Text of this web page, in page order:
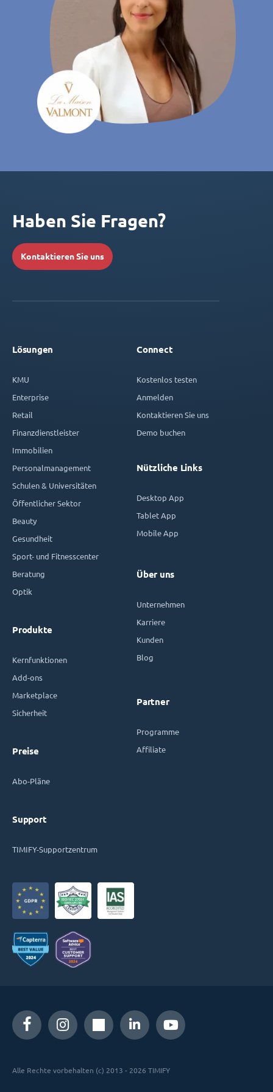
Haben Sie Fragen?
Kontaktieren Sie uns
Lösungen
KMU
Enterprise
Retail
Finanzdienstleister
Immobilien
Personalmanagement
Schulen & Universitäten
Öffentlicher Sektor
Beauty
Gesundheit
Sport- und Fitnesscenter
Beratung
Optik
Produkte
Kernfunktionen
Add-ons
Marketplace
Sicherheit
Preise
Abo-Pläne
Support
TIMIFY-Supportzentrum
Connect
Kostenlos testen
Anmelden
Kontaktieren Sie uns
Demo buchen
Nützliche Links
Desktop App
Tablet App
Mobile App
Über uns
Unternehmen
Karriere
Kunden
Blog
Partner
Programme
Affiliate
Alle Rechte vorbehalten (c) 2013 - 2026 TIMIFY